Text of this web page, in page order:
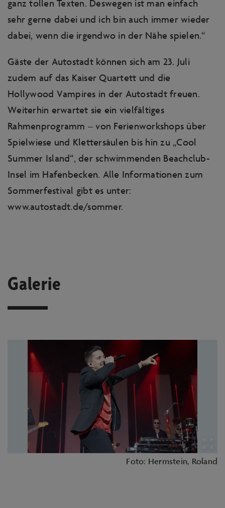
ganz tollen Texten. Deswegen ist man einfach
sehr gerne dabei und ich bin auch immer wieder
dabei, wenn die irgendwo in der Nähe spielen.“
Gäste der Autostadt können sich am 23. Juli
zudem auf das Kaiser Quartett und die
Hollywood Vampires in der Autostadt freuen.
Weiterhin erwartet sie ein vielfältiges
Rahmenprogramm – von Ferienworkshops über
Spielwiese und Klettersäulen bis hin zu „Cool
Summer Island“, der schwimmenden Beachclub-
Insel im Hafenbecken. Alle Informationen zum
Sommerfestival gibt es unter:
www.autostadt.de/sommer.
Galerie
Foto: Hermstein, Roland